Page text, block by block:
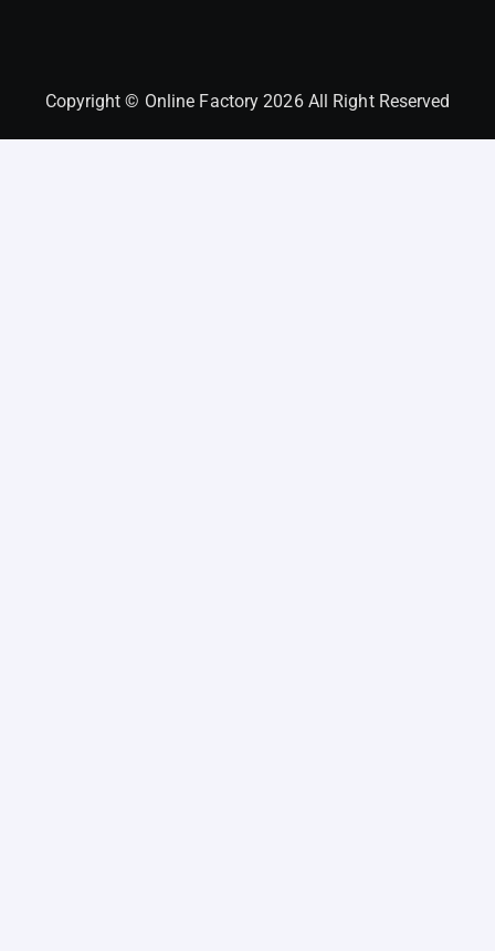
Copyright © Online Factory 2026 All Right Reserved